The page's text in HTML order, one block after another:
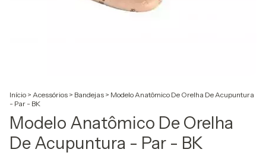
Início > Acessórios > Bandejas > Modelo Anatômico De Orelha De Acupuntura
- Par - BK
Modelo Anatômico De Orelha
De Acupuntura - Par - BK